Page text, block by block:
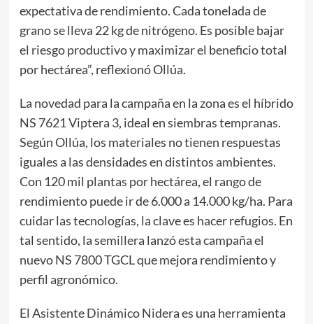
expectativa de rendimiento. Cada tonelada de
grano se lleva 22 kg de nitrógeno. Es posible bajar
el riesgo productivo y maximizar el beneficio total
por hectárea”, reflexionó Ollúa.
La novedad para la campaña en la zona es el híbrido
NS 7621 Viptera 3, ideal en siembras tempranas.
Según Ollúa, los materiales no tienen respuestas
iguales a las densidades en distintos ambientes.
Con 120 mil plantas por hectárea, el rango de
rendimiento puede ir de 6.000 a 14.000 kg/ha. Para
cuidar las tecnologías, la clave es hacer refugios. En
tal sentido, la semillera lanzó esta campaña el
nuevo NS 7800 TGCL que mejora rendimiento y
perfil agronómico.
El Asistente Dinámico Nidera es una herramienta